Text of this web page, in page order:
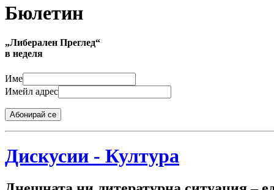
Бюлетин
„Либерален Преглед“
в неделя
Име
Имейл адрес
Абонирай се
Дискусии - Култура